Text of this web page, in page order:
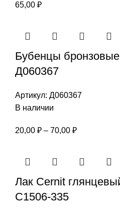
65,00 ₽
Бубенцы
Д060367
Артикул: Д060367
В наличии
20,00 ₽ – 70,00 ₽Диапазон
–
70,00 ₽
Лак Cernit
С1506-335